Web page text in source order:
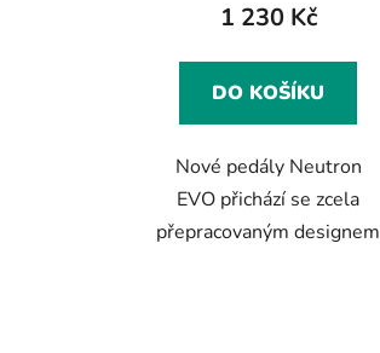
1 230 Kč
DO KOŠÍKU
Nové pedály Neutron
EVO přichází se zcela
přepracovaným designem